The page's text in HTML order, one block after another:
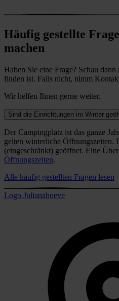
Häufig gestellte
machen
Haben Sie eine Frage? Schau
finden ist. Falls nicht, nimm
Wir helfen Ihnen gerne weiter.
Sind die Einrichtungen im Winter
Der Campingplatz ist das ganze
gelten winterliche Öffnungszeiten.
(eingeschränkt) geöffnet. Eine
Öffnungszeiten.
Alle häufig gestellten Fragen lesen
Logo Julianahoeve